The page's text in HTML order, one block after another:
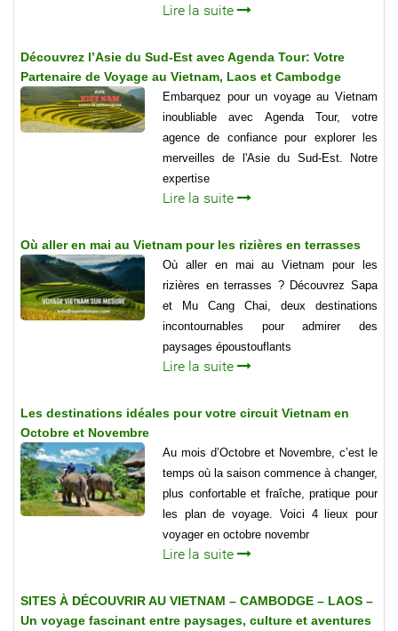
Lire la suite
Découvrez l’Asie du Sud-Est avec Agenda Tour: Votre
Partenaire de Voyage au Vietnam, Laos et Cambodge
Embarquez pour un voyage au Vietnam
inoubliable avec Agenda Tour, votre
agence de confiance pour explorer les
merveilles de l'Asie du Sud-Est. Notre
expertise
Lire la suite
Où aller en mai au Vietnam pour les rizières en terrasses
Où aller en mai au Vietnam pour les
rizières en terrasses ? Découvrez Sapa
et Mu Cang Chai, deux destinations
incontournables pour admirer des
paysages époustouflants
Lire la suite
Les destinations idéales pour votre circuit Vietnam en
Octobre et Novembre
Au mois d’Octobre et Novembre, c’est le
temps où la saison commence à changer,
plus confortable et fraîche, pratique pour
les plan de voyage. Voici 4 lieux pour
voyager en octobre novembr
Lire la suite
SITES À DÉCOUVRIR AU VIETNAM – CAMBODGE – LAOS –
Un voyage fascinant entre paysages, culture et aventures